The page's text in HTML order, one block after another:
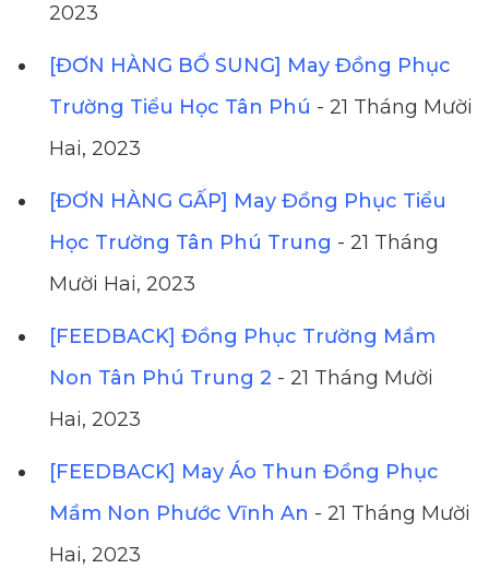
2023
[ĐƠN HÀNG BỔ SUNG] May Đồng Phục
Trường Tiểu Học Tân Phú - 21 Tháng Mười
Hai, 2023
[ĐƠN HÀNG GẤP] May Đồng Phục Tiểu
Học Trường Tân Phú Trung - 21 Tháng
Mười Hai, 2023
[FEEDBACK] Đồng Phục Trường Mầm
Non Tân Phú Trung 2 - 21 Tháng Mười
Hai, 2023
[FEEDBACK] May Áo Thun Đồng Phục
Mầm Non Phước Vĩnh An - 21 Tháng Mười
Hai, 2023